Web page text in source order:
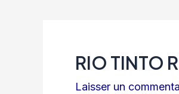
RIO TINTO
Laisser un